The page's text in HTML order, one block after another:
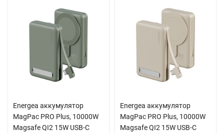
Energea аккумулятор
MagPac PRO Plus, 10000W
Magsafe QI2 15W USB-C
Energea аккумулятор
MagPac PRO Plus, 10000W
Magsafe QI2 15W USB-C